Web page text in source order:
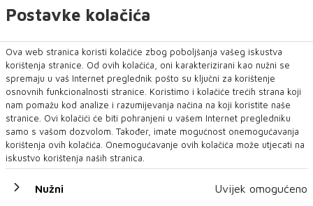
'GASTRO LIVNO 2026.'
'Gastro Livno 2026.' okupit će domaće
Na izletištu „Mirisi zavičaja“ u Stupama kod Livna danas
počinje dvodnevna manifestacija...
Postavke kolačića
Ova web stranica koristi kolačiće zbog poboljšanja vašeg iskustva
korištenja stranice. Od ovih kolačića, oni karakterizirani kao nužni se
spremaju u vaš Internet preglednik pošto su ključni za korištenje
osnovnih funkcionalnosti stranice. Koristimo i kolačiće trećih strana koji
nam pomažu kod analize i razumijevanja načina na koji koristite naše
stranice. Ovi kolačići će biti pohranjeni u vašem Internet pregledniku
samo s vašom dozvolom. Također, imate mogućnost onemogućavanja
korištenja ovih kolačića. Onemogućavanje ovih kolačića može utjecati na
iskustvo korištenja naših stranica.
Nužni Uvijek omogućeno